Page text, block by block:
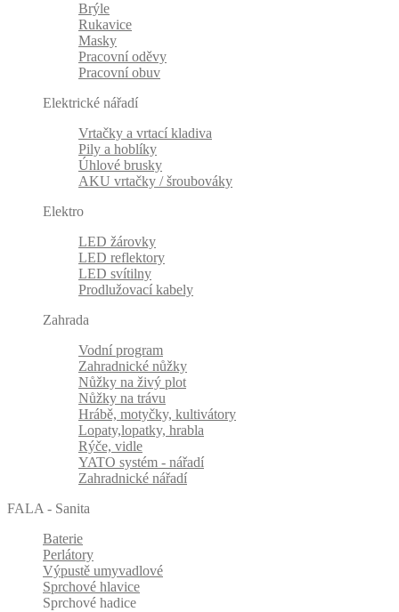
Brýle
Rukavice
Masky
Pracovní oděvy
Pracovní obuv
Elektrické nářadí
Vrtačky a vrtací kladiva
Pily a hoblíky
Úhlové brusky
AKU vrtačky / šroubováky
Elektro
LED žárovky
LED reflektory
LED svítilny
Prodlužovací kabely
Zahrada
Vodní program
Zahradnické nůžky
Nůžky na živý plot
Nůžky na trávu
Hrábě, motyčky, kultivátory
Lopaty,lopatky, hrabla
Rýče, vidle
YATO systém - nářadí
Zahradnické nářadí
FALA - Sanita
Baterie
Perlátory
Výpustě umyvadlové
Sprchové hlavice
Sprchové hadice